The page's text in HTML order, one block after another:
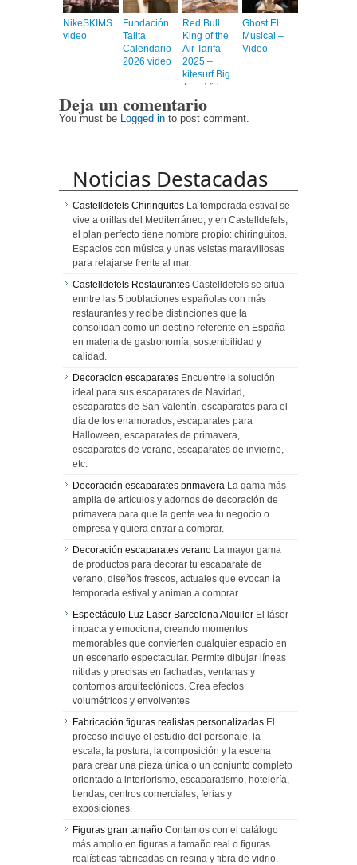
NikeSKIMS
video
Fundación
Talita
Calendario
2026 video
Red Bull
King of the
Air Tarifa
2025 –
kitesurf Big
Air – Video
Ghost El
Musical –
Video
Deja un comentario
You must be Logged in to post comment.
Noticias Destacadas
Castelldefels Chiringuitos La temporada estival se
vive a orillas del Mediterráneo, y en Castelldefels,
el plan perfecto tiene nombre propio: chiringuitos.
Espacios con música y unas vsistas maravillosas
para relajarse frente al mar.
Castelldefels Restaurantes Castelldefels se situa
enntre las 5 poblaciones españolas con más
restaurantes y recibe distinciones que la
consolidan como un destino referente en España
en materia de gastronomía, sostenibilidad y
calidad.
Decoracion escaparates Encuentre la solución
ideal para sus escaparates de Navidad,
escaparates de San Valentín, escaparates para el
día de los enamorados, escaparates para
Halloween, escaparates de primavera,
escaparates de verano, escaparates de invierno,
etc.
Decoración escaparates primavera La gama más
amplia de artículos y adornos de decoración de
primavera para que la gente vea tu negocio o
empresa y quiera entrar a comprar.
Decoración escaparates verano La mayor gama
de productos para decorar tu escaparate de
verano, diseños frescos, actuales que evocan la
temporada estival y animan a comprar.
Espectáculo Luz Laser Barcelona Alquiler El láser
impacta y emociona, creando momentos
memorables que convierten cualquier espacio en
un escenario espectacular. Permite dibujar líneas
nítidas y precisas en fachadas, ventanas y
contornos arquitectónicos. Crea efectos
volumétricos y envolventes
Fabricación figuras realistas personalizadas El
proceso incluye el estudio del personaje, la
escala, la postura, la composición y la escena
para crear una pieza única o un conjunto completo
orientado a interiorismo, escaparatismo, hotelería,
tiendas, centros comerciales, ferias y
exposiciones.
Figuras gran tamaño Contamos con el catálogo
más amplio en figuras a tamaño real o figuras
realísticas fabricadas en resina y fibra de vidrio.